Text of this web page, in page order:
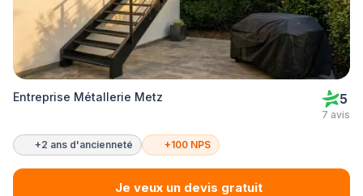
Entreprise Métallerie Metz 5
7 avis
+2 ans d'ancienneté +100 NPS
Je veux un devis gratuit